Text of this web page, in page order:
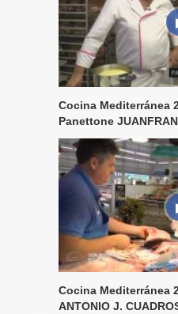
Cocina Mediterránea
Panettone
Cocina Mediterránea
ANTONIO J.